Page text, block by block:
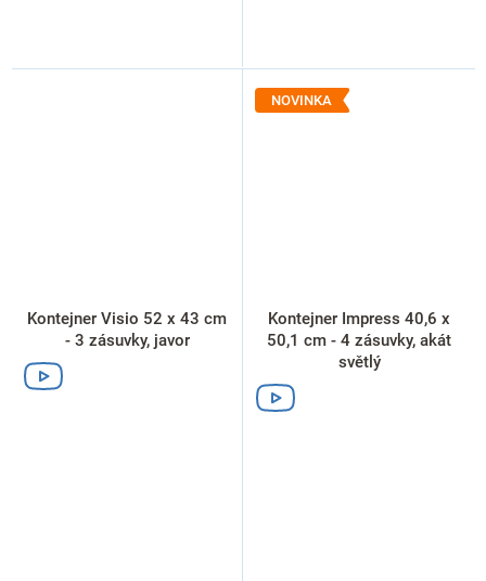
Kontejner Visio 52 x 43 cm
- 3 zásuvky, javor
NOVINKA
Kontejner Impress 40,6 x
50,1 cm - 4 zásuvky, akát
světlý